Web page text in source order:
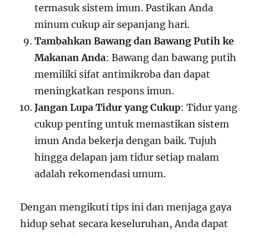
termasuk sistem imun. Pastikan Anda
minum cukup air sepanjang hari.
Tambahkan Bawang dan Bawang Putih ke
Makanan Anda: Bawang dan bawang putih
memiliki sifat antimikroba dan dapat
meningkatkan respons imun.
Jangan Lupa Tidur yang Cukup: Tidur yang
cukup penting untuk memastikan sistem
imun Anda bekerja dengan baik. Tujuh
hingga delapan jam tidur setiap malam
adalah rekomendasi umum.
Dengan mengikuti tips ini dan menjaga gaya
hidup sehat secara keseluruhan, Anda dapat